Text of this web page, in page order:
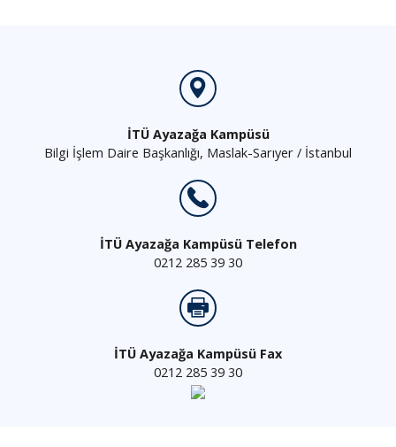
İTÜ Ayazağa Kampüsü
Bilgi İşlem Daire Başkanlığı, Maslak-Sarıyer / İstanbul
İTÜ Ayazağa Kampüsü Telefon
0212 285 39 30
İTÜ Ayazağa Kampüsü Fax
0212 285 39 30